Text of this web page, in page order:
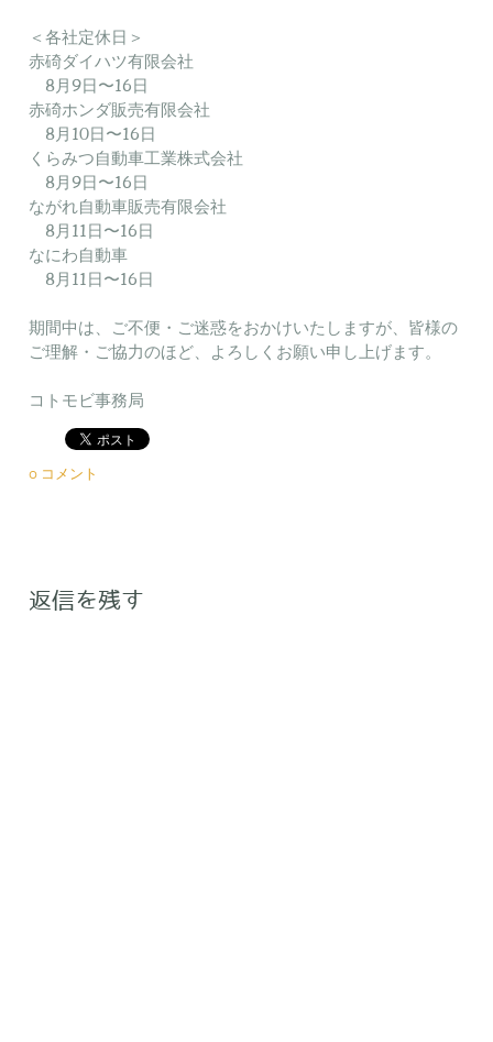
＜各社定休日＞
赤碕ダイハツ有限会社
8月9日〜16日
赤碕ホンダ販売有限会社
8月10日〜16日
くらみつ自動車工業株式会社
8月9日〜16日
ながれ自動車販売有限会社
8月11日〜16日
なにわ自動車
8月11日〜16日
期間中は、ご不便・ご迷惑をおかけいたしますが、皆様の
ご理解・ご協力のほど、よろしくお願い申し上げます。
​コトモビ事務局
0 コメント
返信を残す